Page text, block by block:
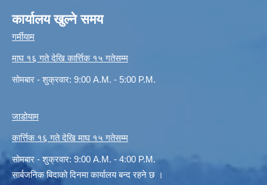
कार्यालय खुल्ने समय
गर्मीयाम
माघ १६ गते देखि कार्त्तिक १५ गतेसम्म
सोमबार - शुक्रवार: 9:00 A.M. - 5:00 P.M.
जाडोयाम
कार्त्तिक १६ गते देखि माघ १५ गतेसम्म
सोमबार - शुक्रवार: 9:00 A.M. - 4:00 P.M.
सार्बजनिक बिदाको दिनमा कार्यालय बन्द रहने छ ।